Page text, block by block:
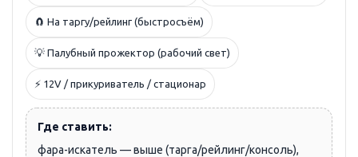
🧲 На таргу/рейлинг (быстросъём)
💡 Палубный прожектор (рабочий свет)
⚡ 12V / прикуриватель / стационар
Где ставить:
фара-искатель — выше (тарга/рейлинг/консоль),